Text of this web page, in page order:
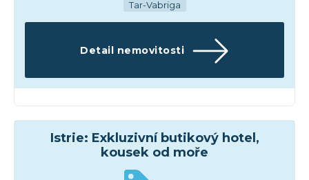
Tar-Vabriga
Detail nemovitosti
Istrie: Exkluzivní butikový hotel,
kousek od moře